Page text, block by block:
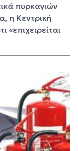
πυρκαγιών
η Κεντρική